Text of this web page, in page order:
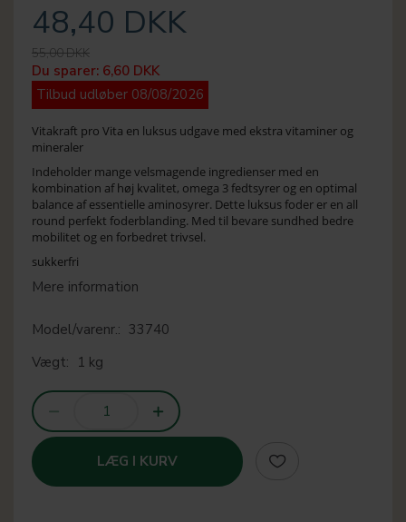
48,40 DKK
55,00 DKK
Du sparer: 6,60 DKK
Tilbud udløber 08/08/2026
Vitakraft pro Vita en luksus udgave med ekstra vitaminer og
mineraler
Indeholder mange velsmagende ingredienser med en
kombination af høj kvalitet, omega 3 fedtsyrer og en optimal
balance af essentielle aminosyrer. Dette luksus foder er en all
round perfekt foderblanding. Med til bevare sundhed bedre
mobilitet og en forbedret trivsel.
sukkerfri
Mere information
Model/varenr.: 33740
Vægt: 1 kg
LÆG I KURV